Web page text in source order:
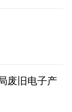
废旧电子产